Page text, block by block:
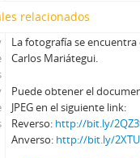
relacionados
La fotografía se encuentra
Carlos Mariátegui.
Puede obtener el
JPEG en el siguiente link:
Reverso: http://bit.ly/
Anverso: http://bit.ly/